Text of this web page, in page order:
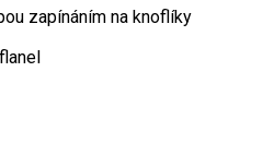
zapínáním na knoflíky